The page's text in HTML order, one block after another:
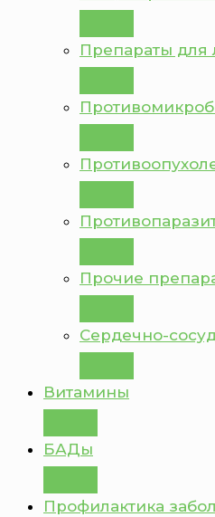
Препараты для
Прочие
Сердечно-
Витамины
БАДы
Профилактика